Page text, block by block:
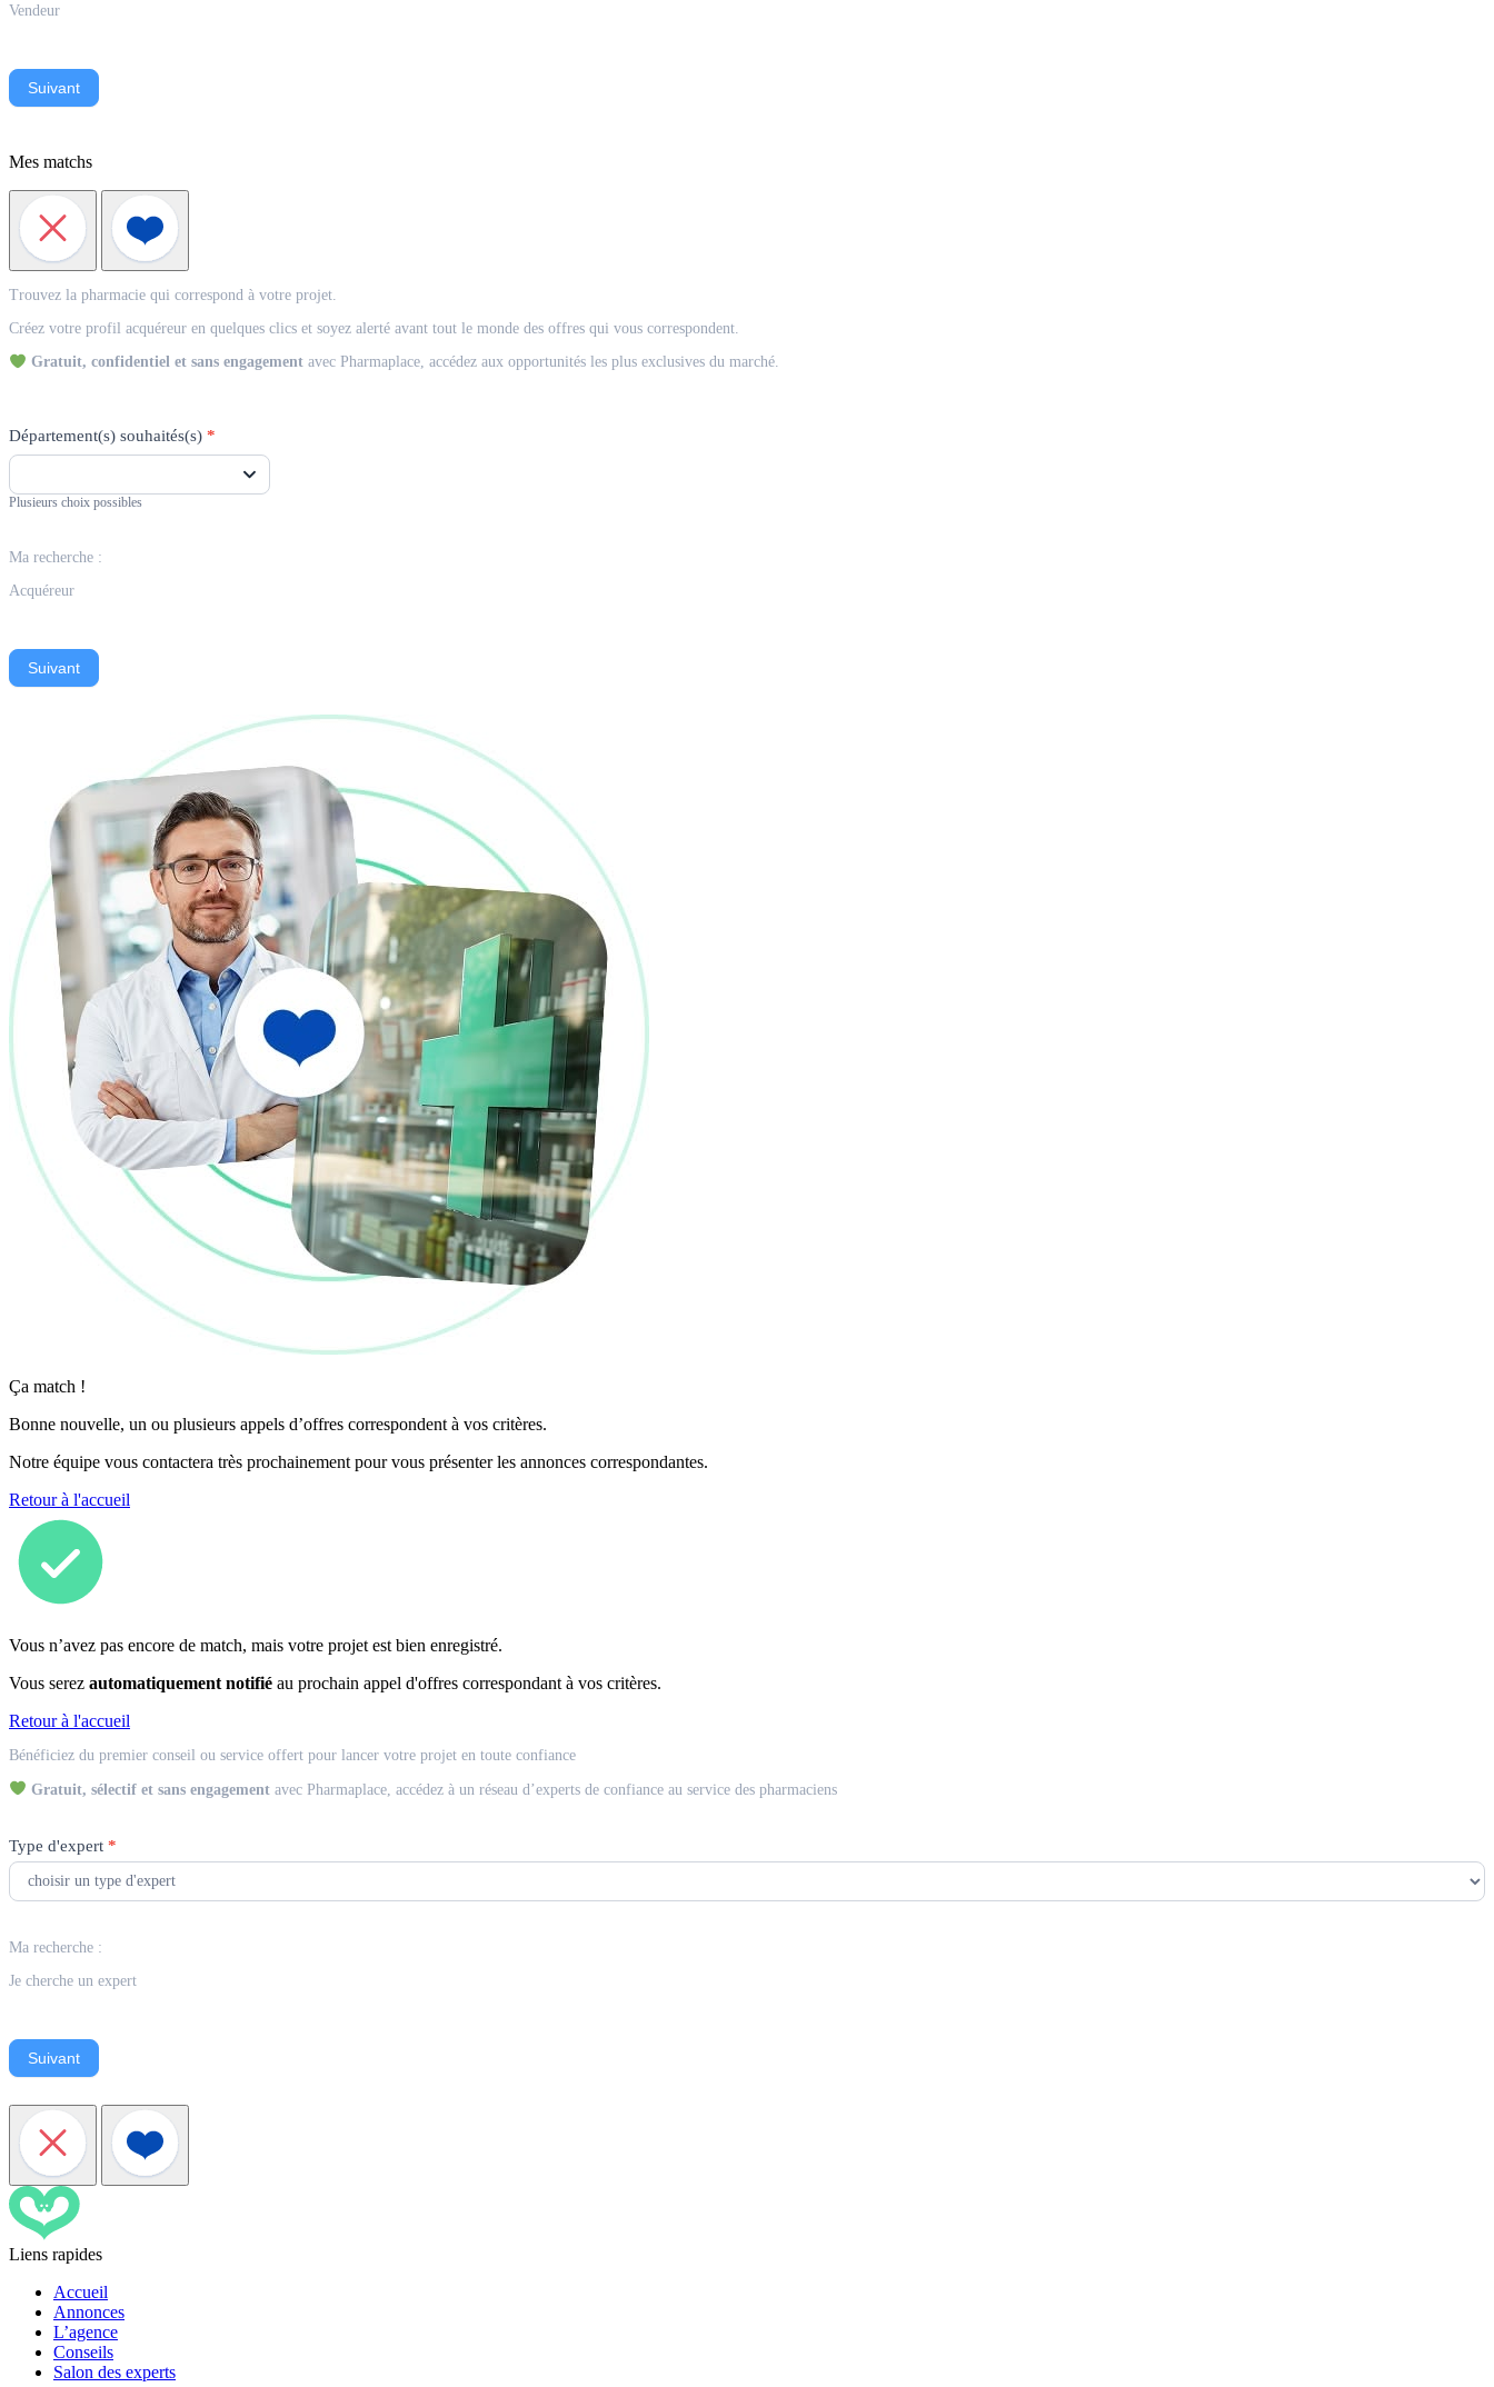
Vendeur
Suivant
Mes matchs
Acquéreur
Trouvez la pharmacie qui correspond à votre projet.
Créez votre profil acquéreur en quelques clics et soyez alerté avant tout le monde des offres qui vous correspondent.
Gratuit, confidentiel et sans engagementavec Pharmaplace, accédez aux opportunités les plus exclusives du marché.
Département(s) souhaités(s) *
Plusieurs choix possibles
Ma recherche :
Acquéreur
Suivant
Ça match !
Bonne nouvelle, un ou plusieurs appels d’offres correspondent à vos critères.
Notre équipe vous contactera très prochainement pour vous présenter les annonces correspondantes.
Retour à l'accueil
Vous n’avez pas encore de match, mais votre projet est bien enregistré.
Vous serez automatiquement notifié au prochain appel d'offres correspondant à vos critères.
Retour à l'accueil
Expert
Bénéficiez du premier conseil ou service offert pour lancer votre projet en toute confiance
Gratuit, sélectif et sans engagementavec Pharmaplace, accédez à un réseau d’experts de confiance au service des pharmaciens
Type d'expert *
Ma recherche :
Je cherche un expert
Suivant
Liens rapides
Accueil
Annonces
L’agence
Conseils
Salon des experts